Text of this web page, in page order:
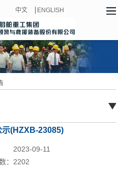
中文 ENGLISH
(HZXB-23085)
2023-09-11
： 2202